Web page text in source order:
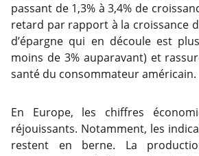
passant de 1,3% à 3,4% de
retard par rapport à la croissance
d’épargne qui en découle est
moins de 3% auparavant) et
santé du consommateur américain.
En Europe, les chiffres
réjouissants. Notamment, les
restent en berne. La